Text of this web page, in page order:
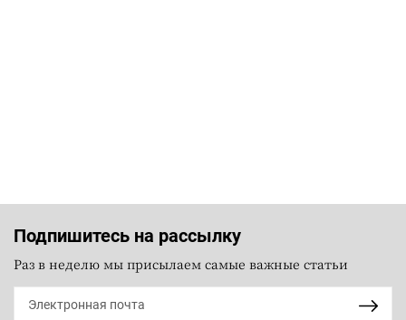
Подпишитесь на рассылку
Раз в неделю мы присылаем самые важные статьи